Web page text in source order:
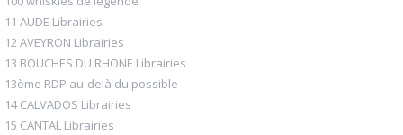
11 AUDE Librairies
12 AVEYRON Librairies
13 BOUCHES DU RHONE Librairies
13ème RDP au-delà du possible
14 CALVADOS Librairies
15 CANTAL Librairies